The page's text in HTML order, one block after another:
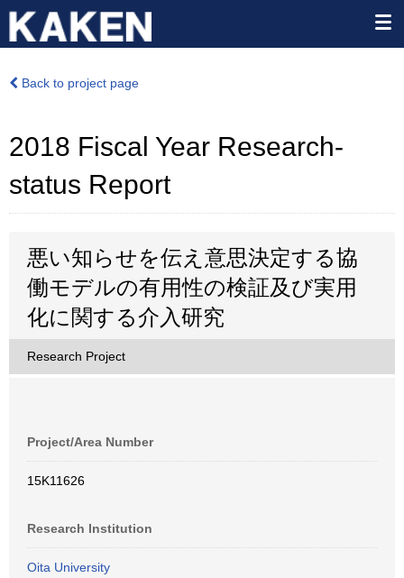
Back to project page
2018 Fiscal Year Research-
status Report
悪い知らせを伝え意思決定する協
働モデルの有用性の検証及び実用
化に関する介入研究
Research Project
Project/Area Number
15K11626
Research Institution
Oita University